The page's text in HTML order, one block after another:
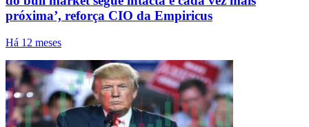
próxima’, reforça CIO da Empiricus
Há 12 meses